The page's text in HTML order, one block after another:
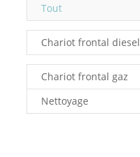
Tout
Chariot frontal diesel
Chariot frontal gaz
Nettoyage